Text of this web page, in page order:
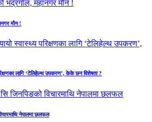
मौन !
लागि ‘टेलिहेल्थ उपकरण’, केके छन विशेषता ?
नेपालमा छलफल